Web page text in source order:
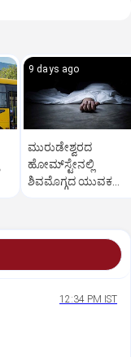
9 days ago
ಮುರುಡೇಶ್ವರದ
ಹೋಮ್‌ಸ್ಟೇನಲ್ಲಿ
ಶಿವಮೊಗ್ಗದ ಯುವಕ
12:34 PM IST